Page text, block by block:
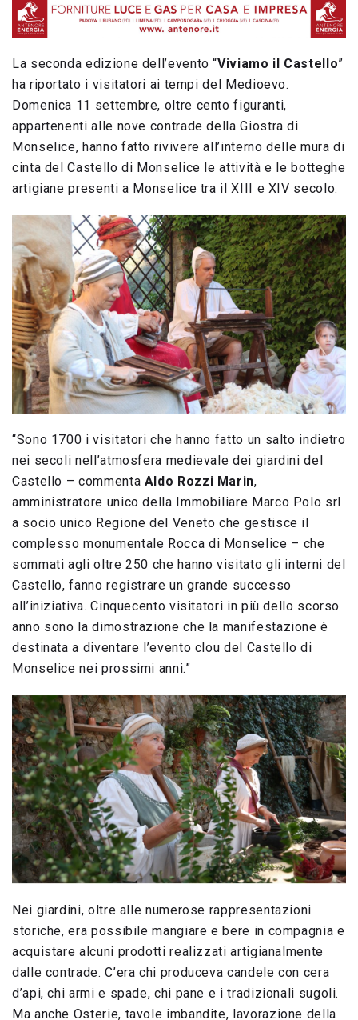
La seconda edizione dell’evento “Viviamo il Castello”
ha riportato i visitatori ai tempi del Medioevo.
Domenica 11 settembre, oltre cento figuranti,
appartenenti alle nove contrade della Giostra di
Monselice, hanno fatto rivivere all’interno delle mura di
cinta del Castello di Monselice le attività e le botteghe
artigiane presenti a Monselice tra il XIII e XIV secolo.
“Sono 1700 i visitatori che hanno fatto un salto indietro
nei secoli nell’atmosfera medievale dei giardini del
Castello – commenta Aldo Rozzi Marin,
amministratore unico della Immobiliare Marco Polo srl
a socio unico Regione del Veneto che gestisce il
complesso monumentale Rocca di Monselice – che
sommati agli oltre 250 che hanno visitato gli interni del
Castello, fanno registrare un grande successo
all’iniziativa. Cinquecento visitatori in più dello scorso
anno sono la dimostrazione che la manifestazione è
destinata a diventare l’evento clou del Castello di
Monselice nei prossimi anni.”
Nei giardini, oltre alle numerose rappresentazioni
storiche, era possibile mangiare e bere in compagnia e
acquistare alcuni prodotti realizzati artigianalmente
dalle contrade. C’era chi produceva candele con cera
d’api, chi armi e spade, chi pane e i tradizionali sugoli.
Ma anche Osterie, tavole imbandite, lavorazione della